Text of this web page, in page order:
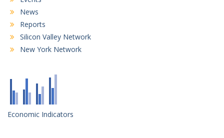
News
Reports
Silicon Valley Network
New York Network
Economic Indicators